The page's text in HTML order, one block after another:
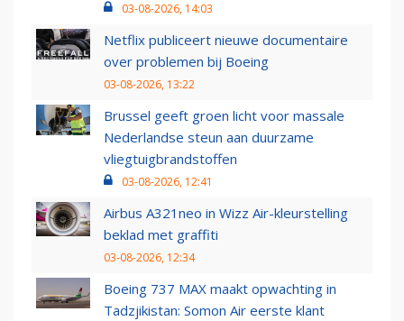
03-08-2026, 14:03
Netflix publiceert nieuwe documentaire
over problemen bij Boeing
03-08-2026, 13:22
Brussel geeft groen licht voor massale
Nederlandse steun aan duurzame
vliegtuigbrandstoffen
03-08-2026, 12:41
Airbus A321neo in Wizz Air-kleurstelling
beklad met graffiti
03-08-2026, 12:34
Boeing 737 MAX maakt opwachting in
Tadzjikistan: Somon Air eerste klant